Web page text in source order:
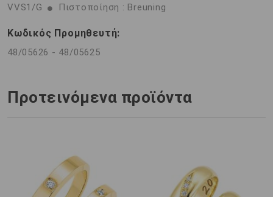
VVS1/G
Πιστοποίηση : Breuning
Κωδικός Προμηθευτή:
48/05626 - 48/05625
Προτεινόμενα προϊόντα